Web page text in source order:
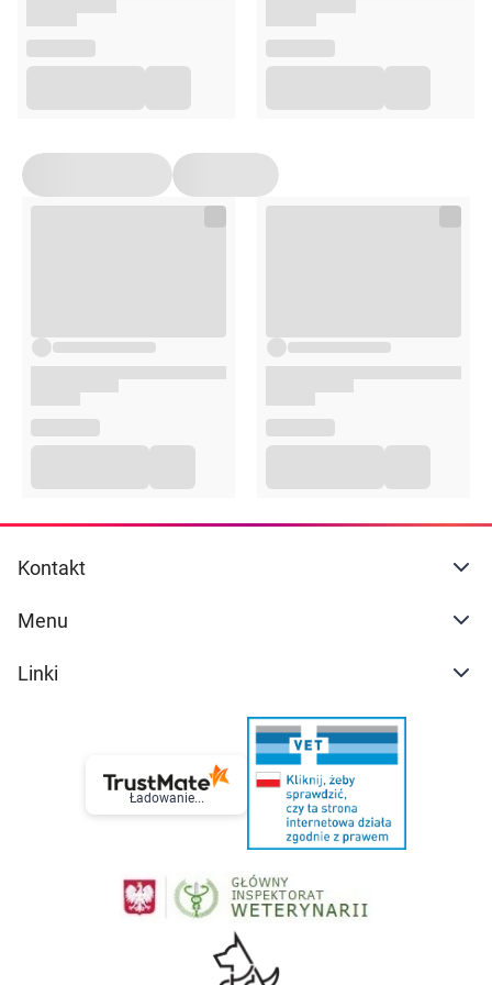
temperaturze 15–25°C, w miejscu niedostępnym dla
Uwagi
Suplementy diety nie mogą być stosowane jako substytut
Przed zastosowaniem produktu sugerujemy zapoznanie
się z dokładnymi informacjami podanymi na opakowaniu
lub załączonej ulotce.
Kontakt
Menu
Linki
Ładowanie...